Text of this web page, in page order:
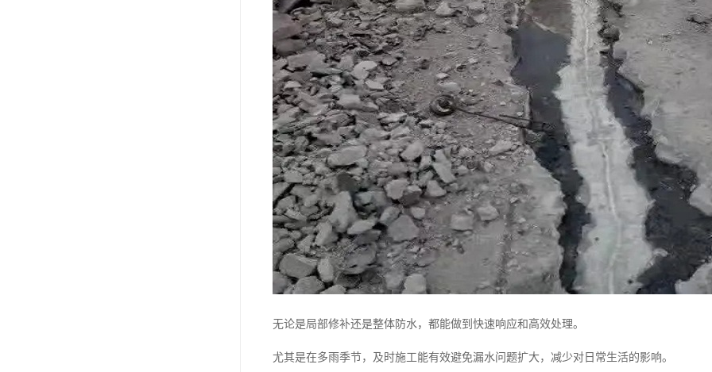
无论是局部修补还是整体防水，都能做到快速响应和高效处理。
尤其是在多雨季节，及时施工能有效避免漏水问题扩大，减少对日常生活的影响。